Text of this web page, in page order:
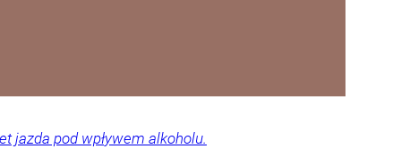
jazda pod wpływem alkoholu.